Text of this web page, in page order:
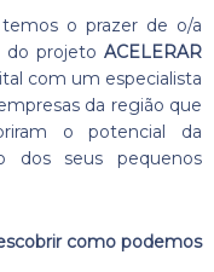
o prazer de o/a
do projeto ACELERAR
com um especialista
da região que
o potencial da
dos seus pequenos
como podemos